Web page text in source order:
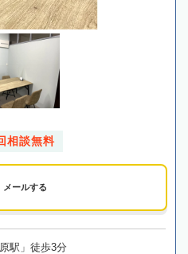
相談無料
メールする
駅」徒歩3分